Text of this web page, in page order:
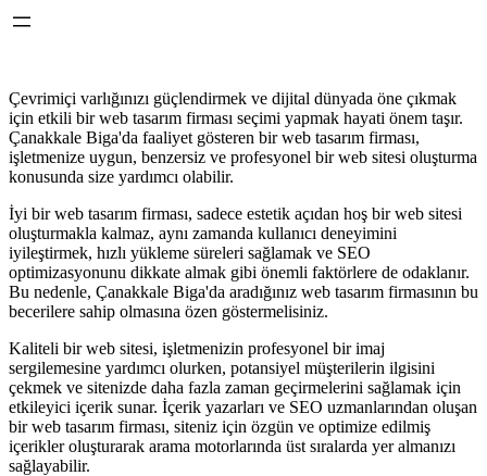
Çevrimiçi varlığınızı güçlendirmek ve dijital dünyada öne çıkmak
için etkili bir web tasarım firması seçimi yapmak hayati önem taşır.
Çanakkale Biga'da faaliyet gösteren bir web tasarım firması,
işletmenize uygun, benzersiz ve profesyonel bir web sitesi oluşturma
konusunda size yardımcı olabilir.
İyi bir web tasarım firması, sadece estetik açıdan hoş bir web sitesi
oluşturmakla kalmaz, aynı zamanda kullanıcı deneyimini
iyileştirmek, hızlı yükleme süreleri sağlamak ve SEO
optimizasyonunu dikkate almak gibi önemli faktörlere de odaklanır.
Bu nedenle, Çanakkale Biga'da aradığınız web tasarım firmasının bu
becerilere sahip olmasına özen göstermelisiniz.
Kaliteli bir web sitesi, işletmenizin profesyonel bir imaj
sergilemesine yardımcı olurken, potansiyel müşterilerin ilgisini
çekmek ve sitenizde daha fazla zaman geçirmelerini sağlamak için
etkileyici içerik sunar. İçerik yazarları ve SEO uzmanlarından oluşan
bir web tasarım firması, siteniz için özgün ve optimize edilmiş
içerikler oluşturarak arama motorlarında üst sıralarda yer almanızı
sağlayabilir.